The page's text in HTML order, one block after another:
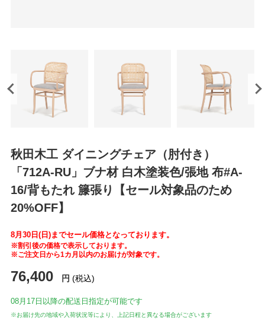
秋田木工 ダイニングチェア（肘付き）
「712A-RU」ブナ材 白木塗装色/張地 布#A-
16/背もたれ 籐張り【セール対象品のため
20%OFF】
8月30日(日)までセール価格となっております。
※割引後の価格で表示しております。
※ご注文日から1カ月以内のお届けが対象です。
76,400 円 (税込)
08月17日 以降の配送日指定が可能です
※お届け先の地域や入荷状況等により、上記日程と異なる場合がございます